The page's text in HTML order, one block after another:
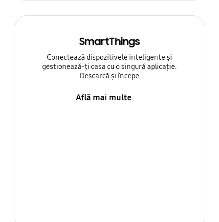
SmartThings
Conectează dispozitivele inteligente și
gestionează-ți casa cu o singură aplicație.
Descarcă și începe
Află mai multe